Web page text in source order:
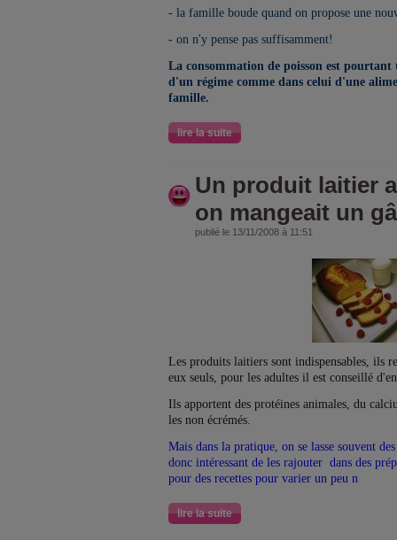
- la famille boude quand on propose une
- on n'y pense pas suffisamment!
La consommation de poisson est pourtant
d'un régime comme dans celui d'une
famille.
lire la suite
Un produit laitier
on mangeait un
publié le 13/11/2008 à 11:51
Les produits laitiers sont indispensables, ils
eux seuls, pour les adultes il est conseillé
Ils apportent des protéines animales, du
les non écrémés.
Mais dans la pratique, on se lasse souvent
donc intéressant de les rajouter dans des
pour des recettes pour varier un peu n
lire la suite